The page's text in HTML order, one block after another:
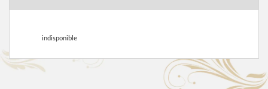
indisponible